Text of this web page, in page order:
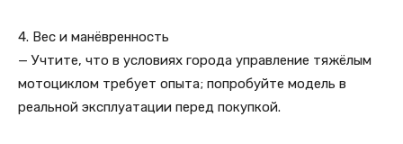
4. Вес и манёвренность
— Учтите, что в условиях города управление тяжёлым
мотоциклом требует опыта; попробуйте модель в
реальной эксплуатации перед покупкой.